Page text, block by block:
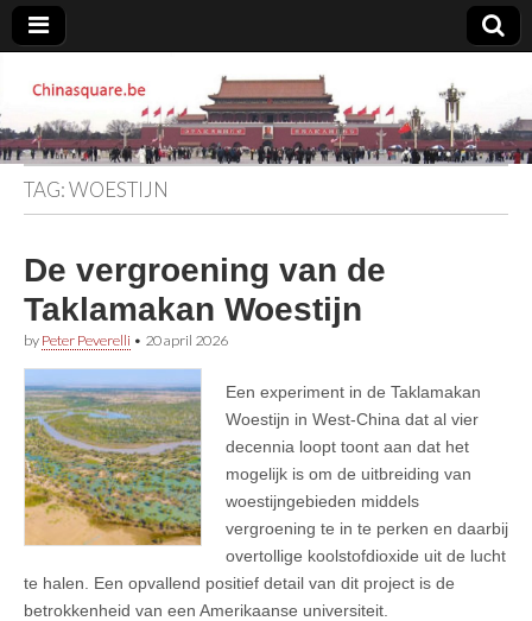
Chinasquare.be
TAG:WOESTIJN
De vergroening van de
Taklamakan Woestijn
by Peter Peverelli • 20 april 2026
Een experiment in de Taklamakan
Woestijn in West-China dat al vier
decennia loopt toont aan dat het
mogelijk is om de uitbreiding van
woestijngebieden middels
vergroening te in te perken en daarbij
overtollige koolstofdioxide uit de lucht
te halen. Een opvallend positief detail van dit project is de
betrokkenheid van een Amerikaanse universiteit.